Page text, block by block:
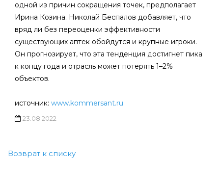
одной из причин сокращения точек, предполагает
Ирина Козина. Николай Беспалов добавляет, что
вряд ли без переоценки эффективности
существующих аптек обойдутся и крупные игроки.
Он прогнозирует, что эта тенденция достигнет пика
к концу года и отрасль может потерять 1–2%
объектов.
источник: www.kommersant.ru
23.08.2022
Возврат к списку